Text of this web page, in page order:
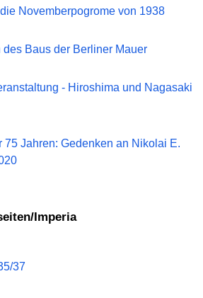
Novemberpogrome von 1938
Baus der Berliner Mauer
- Hiroshima und Nagasaki
75 Jahren: Gedenken an Nikolai E.
Imperia
37